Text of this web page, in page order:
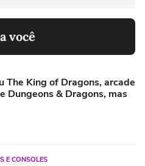
você
The King of Dragons, arcade
Dungeons & Dragons, mas
E CONSOLES